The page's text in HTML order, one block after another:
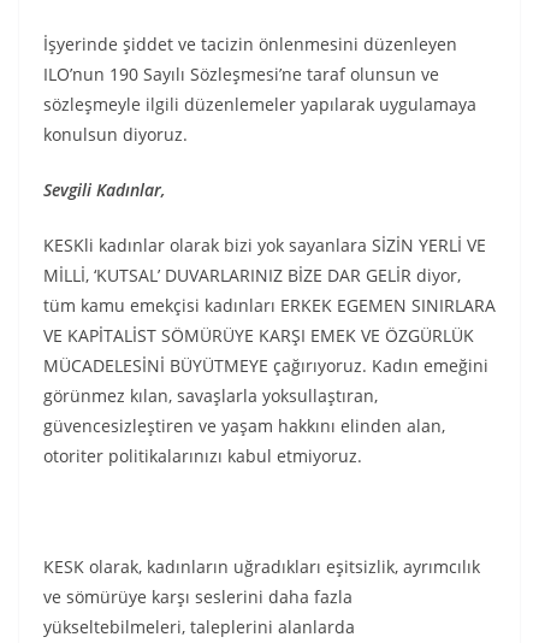
İşyerinde şiddet ve tacizin önlenmesini düzenleyen
ILO’nun 190 Sayılı Sözleşmesi’ne taraf olunsun ve
sözleşmeyle ilgili düzenlemeler yapılarak uygulamaya
konulsun diyoruz.
Sevgili Kadınlar,
KESKli kadınlar olarak bizi yok sayanlara SİZİN YERLİ VE
MİLLİ, ‘KUTSAL’ DUVARLARINIZ BİZE DAR GELİR diyor,
tüm kamu emekçisi kadınları ERKEK EGEMEN SINIRLARA
VE KAPİTALİST SÖMÜRÜYE KARŞI EMEK VE ÖZGÜRLÜK
MÜCADELESİNİ BÜYÜTMEYE çağırıyoruz. Kadın emeğini
görünmez kılan, savaşlarla yoksullaştıran,
güvencesizleştiren ve yaşam hakkını elinden alan,
otoriter politikalarınızı kabul etmiyoruz.
KESK olarak, kadınların uğradıkları eşitsizlik, ayrımcılık
ve sömürüye karşı seslerini daha fazla
yükseltebilmeleri, taleplerini alanlarda